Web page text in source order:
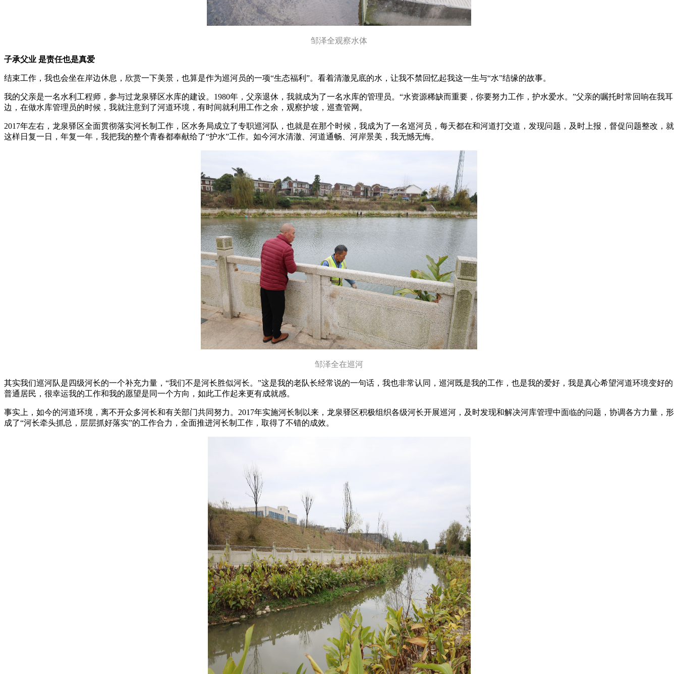
邹泽全观察水体
子承父业 是责任也是真爱
结束工作，我也会坐在岸边休息，欣赏一下美景，也算是作为巡河员的一项“生态福利”。看着清澈见底的水，让我不禁回忆起我这一生与“水”结缘的故事。
我的父亲是一名水利工程师，参与过龙泉驿区水库的建设。1980年，父亲退休，我就成为了一名水库的管理员。“水资源稀缺而重要，你要努力工作，护水爱水。”父亲的嘱托时常回响在我耳
边，在做水库管理员的时候，我就注意到了河道环境，有时间就利用工作之余，观察护坡，巡查管网。
2017年左右，龙泉驿区全面贯彻落实河长制工作，区水务局成立了专职巡河队，也就是在那个时候，我成为了一名巡河员，每天都在和河道打交道，发现问题，及时上报，督促问题整改，就
这样日复一日，年复一年，我把我的整个青春都奉献给了“护水”工作。如今河水清澈、河道通畅、河岸景美，我无憾无悔。
邹泽全在巡河
其实我们巡河队是四级河长的一个补充力量，“我们不是河长胜似河长。”这是我的老队长经常说的一句话，我也非常认同，巡河既是我的工作，也是我的爱好，我是真心希望河道环境变好的
普通居民，很幸运我的工作和我的愿望是同一个方向，如此工作起来更有成就感。
事实上，如今的河道环境，离不开众多河长和有关部门共同努力。2017年实施河长制以来，龙泉驿区积极组织各级河长开展巡河，及时发现和解决河库管理中面临的问题，协调各方力量，形
成了“河长牵头抓总，层层抓好落实”的工作合力，全面推进河长制工作，取得了不错的成效。